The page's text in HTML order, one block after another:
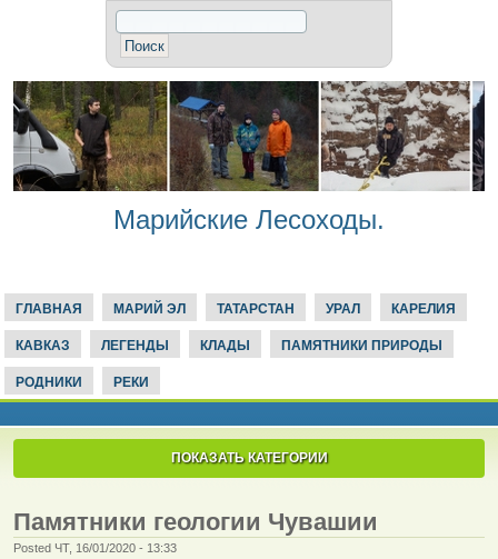
Марийские Лесоходы.
ГЛАВНАЯ МАРИЙ ЭЛ ТАТАРСТАН УРАЛ КАРЕЛИЯ
КАВКАЗ ЛЕГЕНДЫ КЛАДЫ ПАМЯТНИКИ ПРИРОДЫ
РОДНИКИ РЕКИ
ПОКАЗАТЬ КАТЕГОРИИ
Памятники геологии Чувашии
Posted ЧТ, 16/01/2020 - 13:33